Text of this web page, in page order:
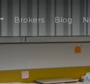
Brokers Blog